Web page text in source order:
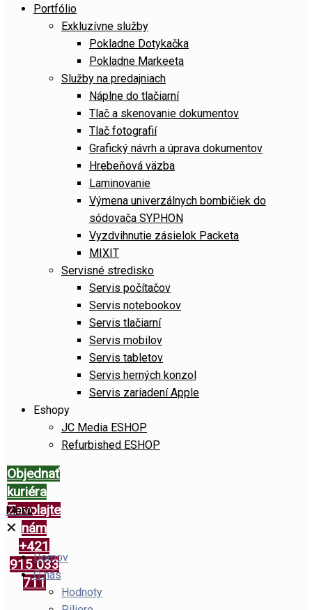
Portfólio
Exkluzívne služby
Pokladne Dotykačka
Pokladne Markeeta
Služby na predajniach
Náplne do tlačiarní
Tlač a skenovanie dokumentov
Tlač fotografií
Grafický návrh a úprava dokumentov
Hrebeňová väzba
Laminovanie
Výmena univerzálnych bombičiek do
sódovača SYPHON
Vyzdvihnutie zásielok Packeta
MIXIT
Servisné stredisko
Servis počítačov
Servis notebookov
Servis tlačiarní
Servis mobilov
Servis tabletov
Servis herných konzol
Servis zariadení Apple
Eshopy
JC Media ESHOP
Refurbished ESHOP
Objednať
kuriéra
Zavolajte
nám
+421
915 033
711
Menu
✕
Domov
O nás
Hodnoty